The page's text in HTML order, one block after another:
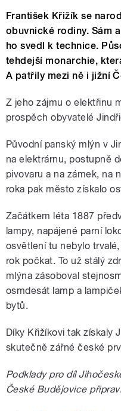
František Křižík se
obuvnické rodiny. Sám
ho svedl k technice.
tehdejší monarchie,
A patřily mezi ně i jižní
Z jeho zájmu o elektřinu
prospěch obyvatelé
Původní panský mlýn v
na elektrárnu, postupně
pivovaru a na zámek, na
roka pak město získalo
Začátkem léta 1887
lampy, napájené parní
osvětlení tu nebylo
rok počkat. To už stálý
mlýna zásoboval
osmdesát lamp a
bytů.
Díky Křižíkovi tak získaly
skutečně zářné české
Podklady pro díl
České Budějovice